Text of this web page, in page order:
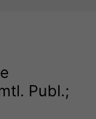
Publ.;